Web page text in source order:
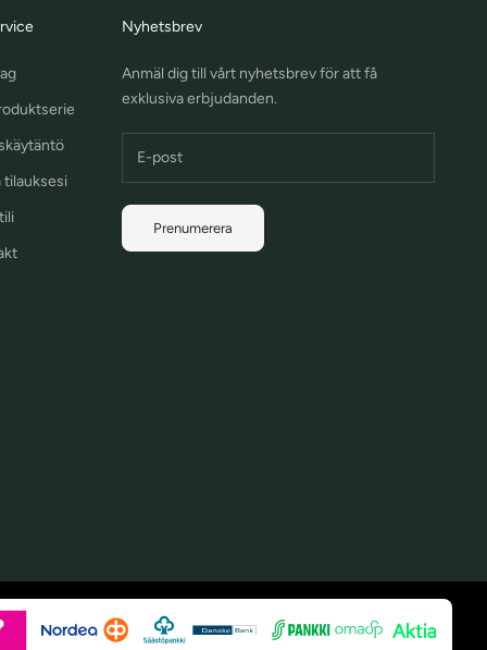
tilauksesi
Nyhetsbrev
Anmäl dig till vårt nyhetsbrev för att få
exklusiva erbjudanden.
Prenumerera